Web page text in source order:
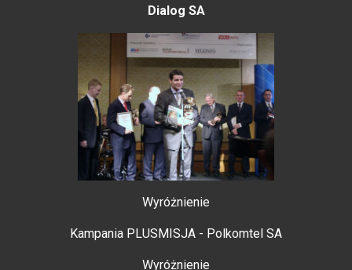
Dialog SA
Wyróżnienie
Kampania PLUSMISJA - Polkomtel SA
Wyróżnienie